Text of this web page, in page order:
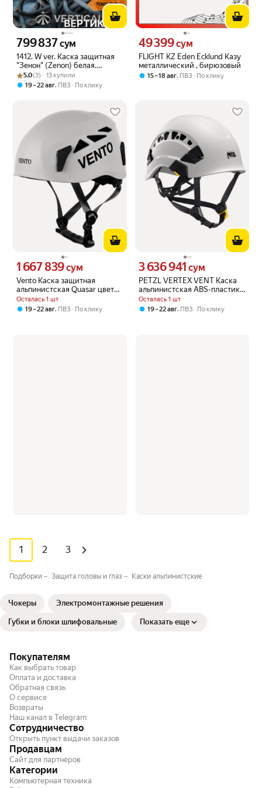
1412. W ver. Каска защитная
"Зенон" (Zenon) белая.
Вертикаль, Vertical
Цена 799837 сум вместо
799 837сум
Рейтинг товара: 5.0 из 5
Оценок: (3) · 13 купили
5.0(3) · 13 купили
19 – 22 авг, ПВЗ По клику
FLIGHT KZ Eden Ecklund Казу
металлический , бирюзовый
Цена 49399 сум вместо
49 399сум
15 – 18 авг, ПВЗ По клику
Vento Каска защитная
альпинистская Quasar цвет
белый
Осталась 1 шт
Цена 1667839 сум вместо
1 667 839сум
19 – 22 авг, ПВЗ По клику
PETZL VERTEX VENT Каска
альпинистская ABS-пластик
вентилируемая белая
Осталась 1 шт
Цена 3636941 сум вместо
3 636 941 сум
19 – 22 авг, ПВЗ По клику
1 2 3
Подборки Защита головы и глаз Каски альпинистские
Чокеры Электромонтажные решения
Губки и блоки шлифовальные Показать еще
Покупателям
Как выбрать товар
Оплата и доставка
Обратная связь
О сервисе
Возвраты
Наш канал в Telegram
Сотрудничество
Открыть пункт выдачи заказов
Продавцам
Сайт для партнёров
Категории
Компьютерная техника